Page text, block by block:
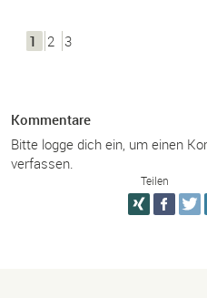
1 2 3
Kommentare
Bitte logge dich ein, um einen
verfassen.
Teilen